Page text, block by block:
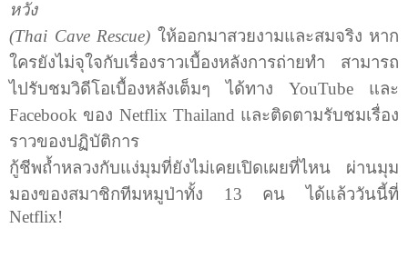
หวัง
(Thai Cave Rescue) ให้ออกมาสวยงามและสมจริง หาก
ใครยังไม่จุใจกับเรื่องราวเบื้องหลังการถ่ายทำ สามารถ
ไปรับชมวิดีโอเบื้องหลังเต็มๆ ได้ทาง YouTube และ
Facebook ของ Netflix Thailand และติดตามรับชมเรื่อง
ราวของปฏิบัติการ
กู้ชีพถ้ำหลวงกับแง่มุมที่ยังไม่เคยเปิดเผยที่ไหน ผ่านมุม
มองของสมาชิกทีมหมูป่าทั้ง 13 คน ได้แล้ววันนี้ที่
Netflix!